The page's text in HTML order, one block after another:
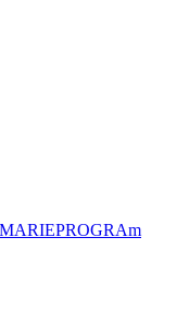
PROGRAm